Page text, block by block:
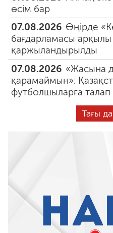
өсім бар
07.08.2026 Өңірде
бағдарламасы
қаржыландырылды
07.08.2026 «Жасына
қарамаймын»:
футболшыларға
Тағы